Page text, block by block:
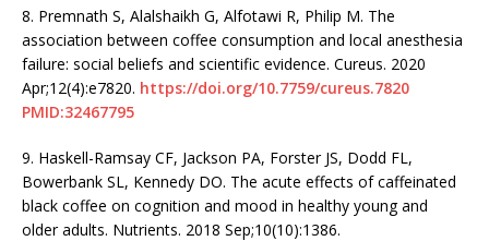
8. Premnath S, Alalshaikh G, Alfotawi R, Philip M. The
association between coffee consumption and local anesthesia
failure: social beliefs and scientific evidence. Cureus. 2020
Apr;12(4):e7820. https://doi.org/10.7759/cureus.7820
PMID:32467795
9. Haskell-Ramsay CF, Jackson PA, Forster JS, Dodd FL,
Bowerbank SL, Kennedy DO. The acute effects of caffeinated
black coffee on cognition and mood in healthy young and
older adults. Nutrients. 2018 Sep;10(10):1386.